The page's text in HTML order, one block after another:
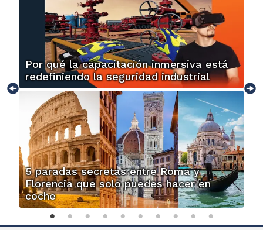
Por qué la capacitación inmersiva está
redefiniendo la seguridad industrial
5 paradas secretas entre Roma y
Florencia que solo puedes hacer en
coche